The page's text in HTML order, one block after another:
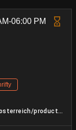
06:00 PM
https://bethrifty.events/collections/osterreich/products/herbstmesse-graz-02-06-oktober-vintage-preloved-sale